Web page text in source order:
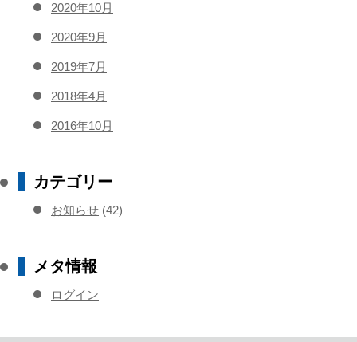
2020年10月
2020年9月
2019年7月
2018年4月
2016年10月
カテゴリー
お知らせ (42)
メタ情報
ログイン